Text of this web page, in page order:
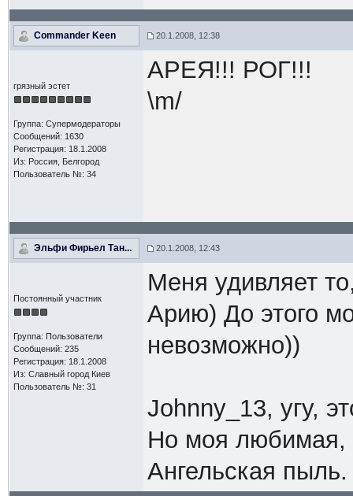
Commander Keen 20.1.2008, 12:38
грязный эстет
Группа: Супермодераторы
Сообщений: 1630
Регистрация: 18.1.2008
Из: Россия, Белгород
Пользователь №: 34
АРЕЯ!!! РОГ!!!
\m/
Эльфи Фирьел Тан... 20.1.2008, 12:43
Постоянный участник
Группа: Пользователи
Сообщений: 235
Регистрация: 18.1.2008
Из: Славный город Киев
Пользователь №: 31
Меня удивляет
Арию) До этого
невозможно))
Johnny_13, угу,
Но моя любимая,
Ангельская пыль.